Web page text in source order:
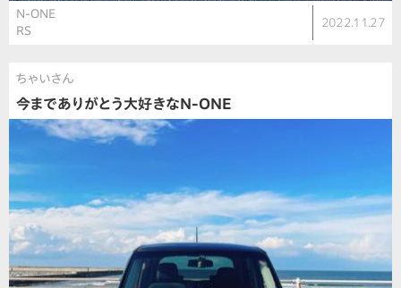
N-ONE
RS
2022.11.27
ちゃいさん
今までありがとう大好きなN-ONE